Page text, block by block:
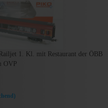
1. Kl. mit Restaurant der ÖBB
OVP